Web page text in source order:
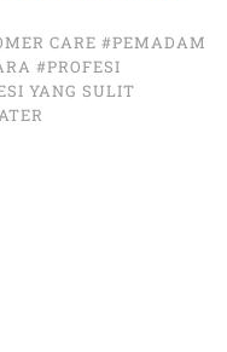
CARE #PEMADAM
#PROFESI
YANG SULIT